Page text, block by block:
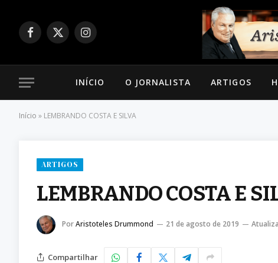
Facebook
X
Instagram
INÍCIO O JORNALISTA ARTIGOS
Início » LEMBRANDO COSTA E SILVA
ARTIGOS
LEMBRANDO COSTA E
PorAristoteles Drummond 21 de agosto de 2019
Compartilhar